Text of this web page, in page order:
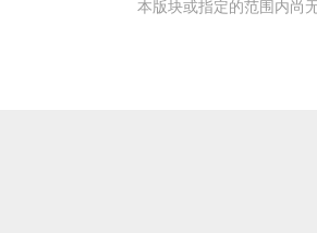
本版块或指定的范围内尚